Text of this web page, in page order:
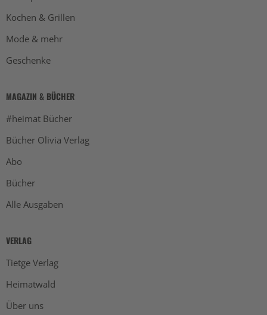
Kochen & Grillen
Mode & mehr
Geschenke
MAGAZIN & BÜCHER
#heimat Bücher
Bücher Olivia Verlag
Abo
Bücher
Alle Ausgaben
VERLAG
Tietge Verlag
Heimatwald
Über uns